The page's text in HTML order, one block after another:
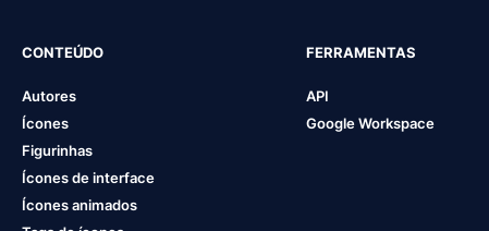
CONTEÚDO
Autores
Ícones
Figurinhas
Ícones de interface
Ícones animados
FERRAMENTAS
API
Google Workspace